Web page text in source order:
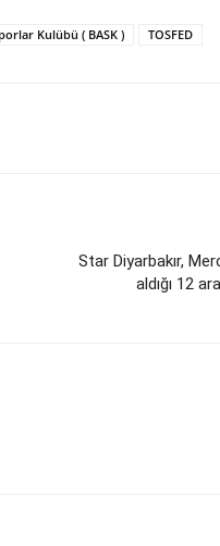
Kulübü ( BASK ) TOSFED
Star Diyarbakır,
aldığı 12